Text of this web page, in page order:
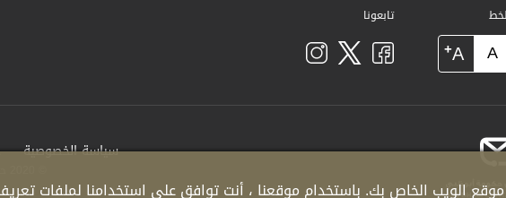
A
A
+
تابعونا
سياسة الخصوصية
الويب الخاص بك. باستخدام موقعنا ، أنت توافق على استخدامنا لملفات تعريف